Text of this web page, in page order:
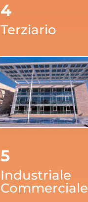
4
Terziario
5
Industriale
Commerciale